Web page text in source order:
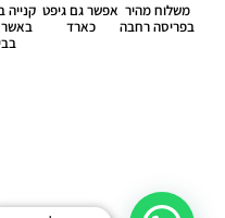
משלוח מהיר
בפריסה רחבה
אפשר גם גיפט
כארד
קנייה